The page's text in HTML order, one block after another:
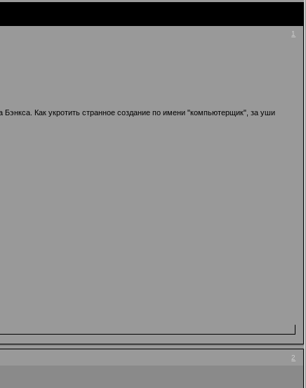
1
Как укротить странное создание по имени "компьютерщик", за уши
2